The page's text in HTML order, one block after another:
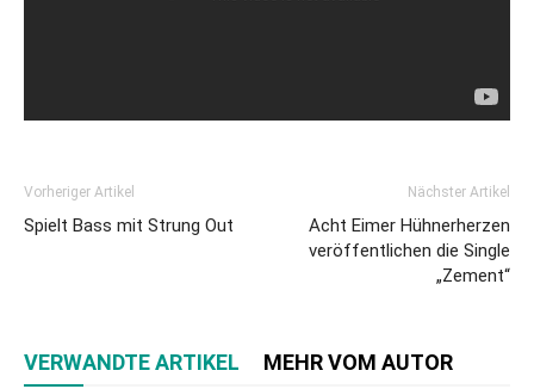
Vorheriger Artikel
Spielt Bass mit Strung Out
Nächster Artikel
Acht Eimer Hühnerherzen
veröffentlichen die Single
„Zement“
VERWANDTE ARTIKEL MEHR VOM AUTOR